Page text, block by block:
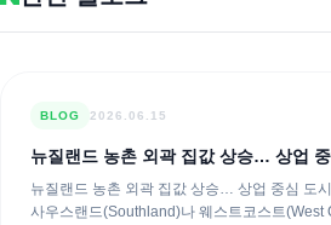
BLOG 2026.06.15
뉴질랜드 농촌 외곽 집값 상승… 상업
상
뉴질랜드 농촌 외곽 집값 상승… 상업 중심 도
사우스랜드(Southland)나 웨스트코스트(West